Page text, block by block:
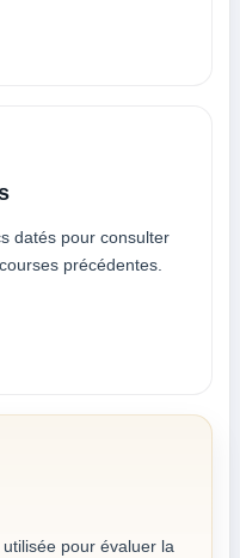
datés pour consulter
précédentes.
pour évaluer la